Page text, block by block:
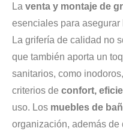
La venta y montaje de
esenciales para
La grifería de calidad no
que también aporta un
sanitarios, como
criterios de confort,
uso. Los muebles de
organización, además de